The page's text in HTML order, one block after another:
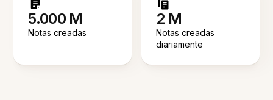
5.000 M
Notas creadas
2 M
Notas creadas
diariamente